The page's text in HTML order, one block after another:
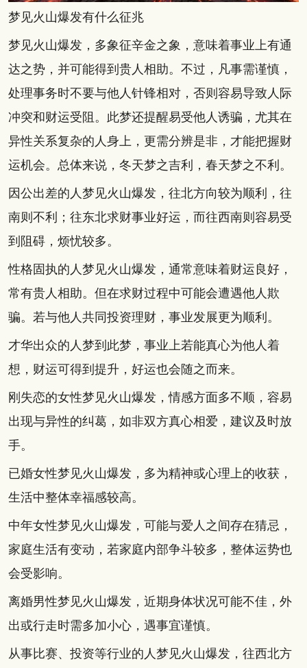
梦见火山爆发有什么征兆
梦见火山爆发，多象征辛金之象，意味着事业上有通
达之势，并可能得到贵人相助。不过，凡事需谨慎，
处理事务时不要与他人针锋相对，否则容易导致人际
冲突和财运受阻。此梦还提醒易受他人诱骗，尤其在
异性关系复杂的人身上，更需分辨是非，才能把握财
运机会。总体来说，冬天梦之吉利，春天梦之不利。
因公出差的人梦见火山爆发，往北方向较为顺利，往
南则不利；往东北求财事业好运，而往西南则容易受
到阻碍，烦忧较多。
性格固执的人梦见火山爆发，通常意味着财运良好，
常有贵人相助。但在求财过程中可能会遭遇他人欺
骗。若与他人共同投资理财，事业发展更为顺利。
才华出众的人梦到此梦，事业上若能真心为他人着
想，财运可得到提升，好运也会随之而来。
刚失恋的女性梦见火山爆发，情感方面多不顺，容易
出现与异性的纠葛，如非双方真心相爱，建议及时放
手。
已婚女性梦见火山爆发，多为精神或心理上的收获，
生活中整体幸福感较高。
中年女性梦见火山爆发，可能与爱人之间存在猜忌，
家庭生活有变动，若家庭内部争斗较多，整体运势也
会受影响。
离婚男性梦见火山爆发，近期身体状况可能不佳，外
出或行走时需多加小心，遇事宜谨慎。
从事比赛、投资等行业的人梦见火山爆发，往西北方